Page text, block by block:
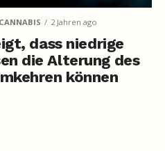
2 Jahren ago
dass niedrige
die Alterung des
können